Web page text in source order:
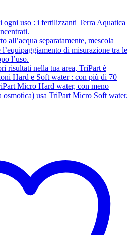
ogni uso : i fertilizzanti Terra Aquatica
all’acqua separatamente, mescola
l’equipaggiamento di misurazione tra le
l’uso.
risultati nella tua area, TriPart è
Hard e Soft water : con più di 70
Micro Hard water, con meno
osmotica) usa TriPart Micro Soft water.